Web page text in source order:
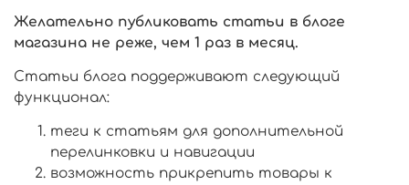
Желательно публиковать статьи в блоге
магазина не реже, чем 1 раз в месяц.
Статьи блога поддерживают следующий
функционал:
теги к статьям для дополнительной
перелинковки и навигации
возможность прикрепить товары к